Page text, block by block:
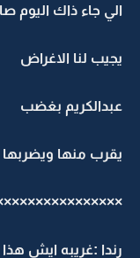
الي جاء ذاك اليوم
يجيب لنا الاغراض
عبدالكريم بغضب
يقرب منها
رندا :غريبه ايش